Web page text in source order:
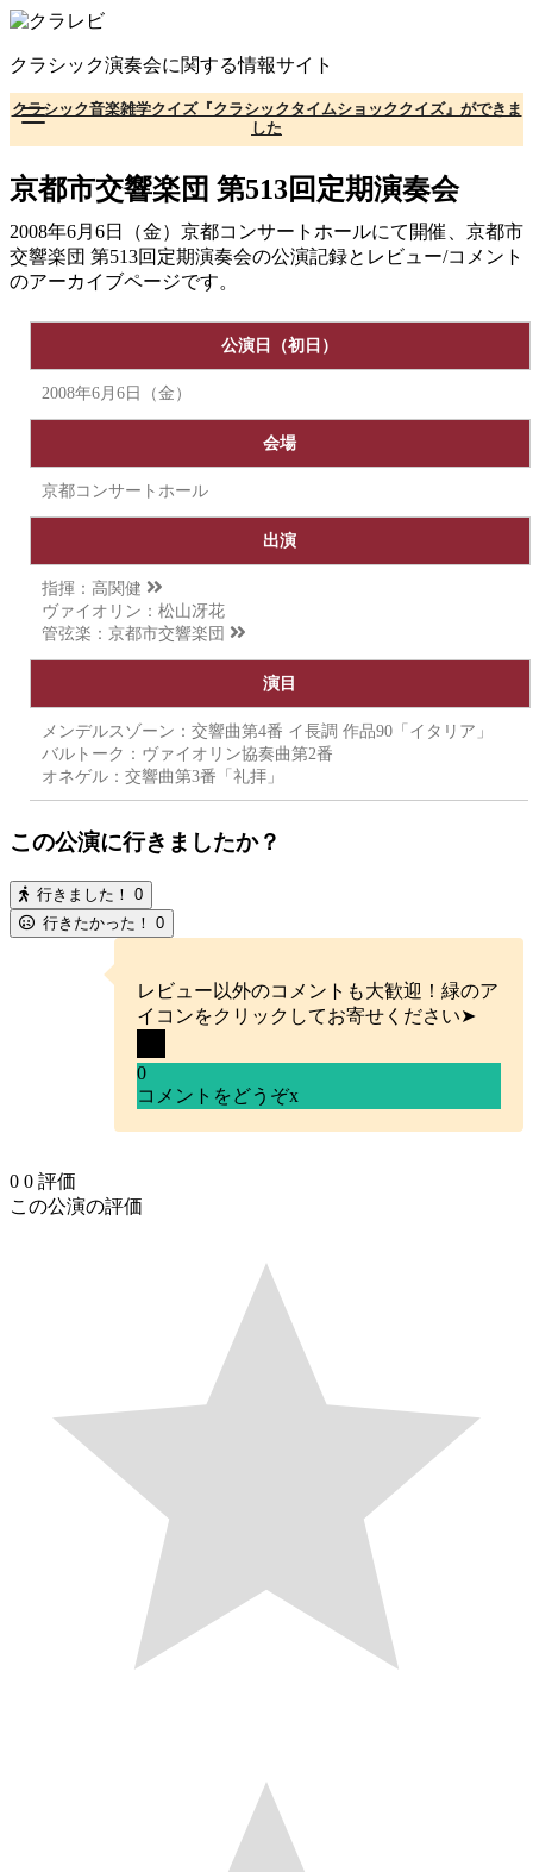
コ
テ
ン
ツ
へ
移
動
クラシック演奏会に関する情報サイト
クラシック音楽雑学クイズ『クラシックタイムショッククイズ』ができま
した
京都市交響楽団 第513回定期演奏会
2008年6月6日（金）京都コンサートホールにて開催、京都市
交響楽団 第513回定期演奏会の公演記録とレビュー/コメント
のアーカイブページです。
公演日（初日）
2008年6月6日（金）
会場
京都コンサートホール
出演
指揮： 高関健
ヴァイオリン：松山冴花
管弦楽： 京都市交響楽団
演目
メンデルスゾーン：交響曲第4番 イ長調 作品90「イタリア」
バルトーク：ヴァイオリン協奏曲第2番
オネゲル：交響曲第3番「礼拝」
この公演に行きましたか？
行きました！ 0
行きたかった！ 0
レビュー以外のコメントも大歓迎！緑のア
イコンをクリックしてお寄せください➤
0
コメントをどうぞx
0 0 評価
この公演の評価